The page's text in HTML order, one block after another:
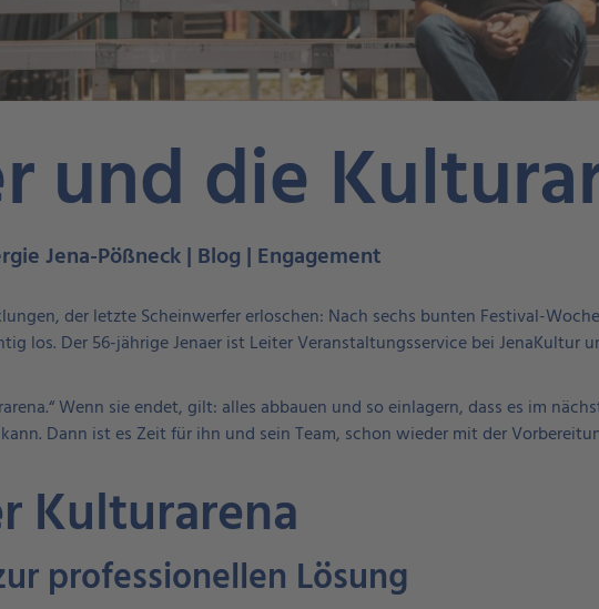
und die
Jena-Pößneck | Blog | Engagement
der letzte Scheinwerfer erloschen: Nach sechs bunten Festival-
los. Der 56-jährige Jenaer ist Leiter Veranstaltungsservice bei JenaKultur
Wenn sie endet, gilt: alles abbauen und so einlagern, dass es im
Dann ist es Zeit für ihn und sein Team, schon wieder mit der
Kulturarena
professionellen Lösung